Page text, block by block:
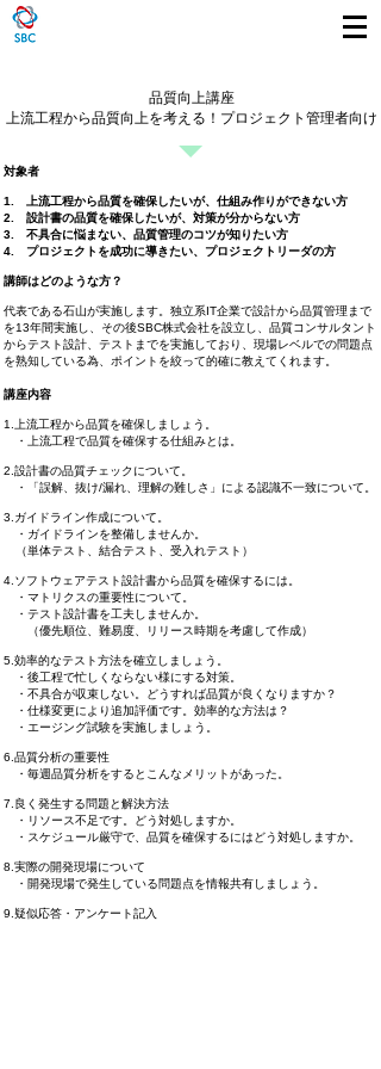
品質向上講座
上流工程から品質向上を考える！プロジェクト管理者向け
​対象者
1. 上流工程から品質を確保したいが、仕組み作りができない方
2. 設計書の品質を確保したいが、対策が分からない方
3. 不具合に悩まない、品質管理のコツが知りたい方
​4. プロジェクトを成功に導きたい、プロジェクトリーダの方
講師はどのような方？
代表である石山が実施します。独立系IT企業で設計から品質管理まで
を13年間実施し、その後SBC株式会社を設立し、品質コンサルタント
からテスト設計、テストまでを実施しており、現場レベルでの問題点
を熟知している為、ポイントを絞って的確に教えてくれます。
講座内容
1.上流工程から品質を確保しましょう。
・上流工程で品質を確保する仕組みとは。
2.設計書の品質チェックについて。
・「誤解、抜け/漏れ、理解の難しさ」による認識不一致について。
​3.ガイドライン作成について。
・ガイドラインを整備しませんか。
（単体テスト、結合テスト、受入れテスト）
4.ソフトウェアテスト設計書から品質を確保するには。
・マトリクスの重要性について。
・テスト設計書を工夫しませんか。
（優先順位、難易度、リリース時期を考慮して作成）
5. 効率的なテスト方法を確立しましょう。
・後工程で忙しくならない様にする対策。
・不具合が収束しない。どうすれば品質が良くなりますか？
・仕様変更により追加評価です。効率的な方法は ？
・エージング試験を実施しましょう。
6.品質分析の重要性
・毎週品質分析をするとこんなメリットがあった。
7.良く発生する問題と解決方法
・リソース不足です。どう対処しますか。
・スケジュール厳守で、品質を確保するにはどう対処しますか。
8.実際の開発現場について
​ ・開発現場で発生している問題点を情報共有しましょう。
9.疑似応答・アンケート記入